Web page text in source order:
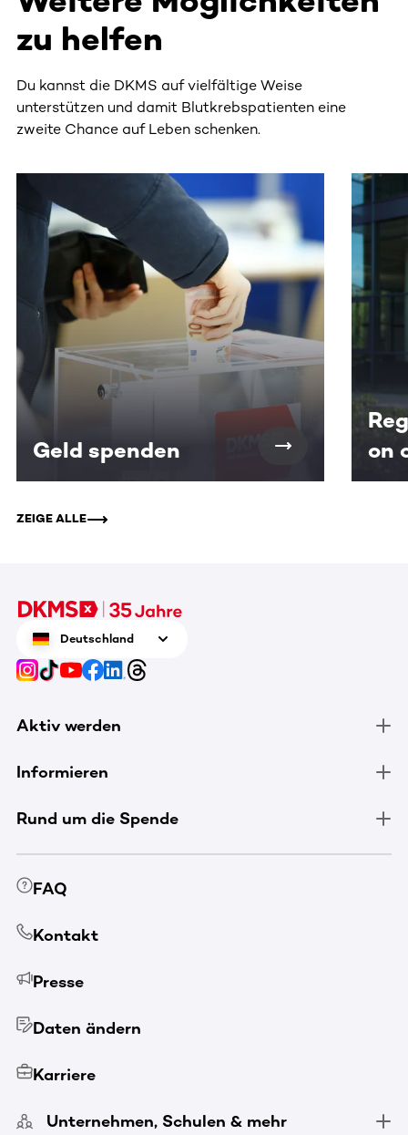
zu helfen
Du kannst die DKMS auf vielfältige Weise
unterstützen und damit Blutkrebspatienten eine
zweite Chance auf Leben schenken.
Dieser Bereich enthält horizontal scrollbare Inhalte.
Geld spenden
on
ZEIGE ALLE
Deutschland
Aktiv werden
Informieren
Rund um die Spende
FAQ
Kontakt
Presse
Daten ändern
Karriere
Unternehmen, Schulen & mehr